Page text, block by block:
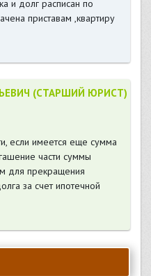
и долг расписан по
приставам ,квартиру
(СТАРШИЙ ЮРИСТ)
если имеется еще сумма
части суммы
для прекращения
за счет ипотечной